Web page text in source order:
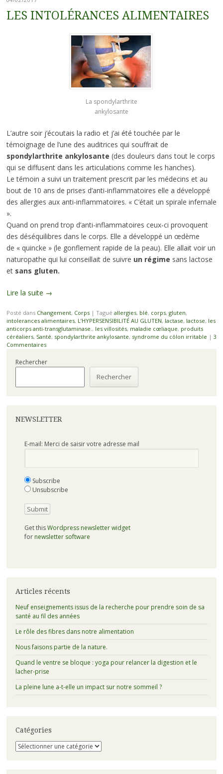
LES INTOLÉRANCES ALIMENTAIRES
La spondylarthrite
ankylosante
L’autre soir j’écoutais la radio et j’ai été touchée par le
témoignage de l’une des auditrices qui souffrait de
spondylarthrite ankylosante (des douleurs dans tout le corps
qui se diffusent dans les articulations comme les hanches).
Le témoin a suivi un traitement prescrit par les médecins et au
bout de 10 ans de prises d’anti-inflammatoires elle a développé
des allergies aux anti-inflammatoires. « C’était un spirale infernale
».
Quand on prend trop d’anti-inflammatoires ceux-ci provoquent
des déséquilibres dans le corps. Elle a développé un œdème
de « quincke » (le gonflement rapide de la peau). Elle allait voir un
naturopathe qui lui conseillait de suivre un régime sans lactose
et sans gluten.
Lire la suite →
Posté dans Changement, Corps | Tagué allergies, blé, corps, gluten,
intolerances alimentaires, L’HYPERSENSIBILITÉ AU GLUTEN, lactase, lactose, les
anticorps anti-transglutaminase., les villosités, maladie cœliaque, produits
céréaliers, Santé, spondylarthrite ankylosante, syndrome du côlon irritable | 3
Commentaires
Rechercher
Rechercher
NEWSLETTER
E-mail: Merci de saisir votre adresse mail
Subscribe
Unsubscribe
Get thisWordpress newsletter widget
for newsletter software
Articles récents
Neuf enseignements issus de la recherche pour prendre soin de sa
santé au fil des années
Le rôle des fibres dans notre alimentation
Nous faisons partie de la nature.
Quand le ventre se bloque : yoga pour relancer la digestion et le
lacher-prise
La pleine lune a-t-elle un impact sur notre sommeil ?
Catégories
Catégories